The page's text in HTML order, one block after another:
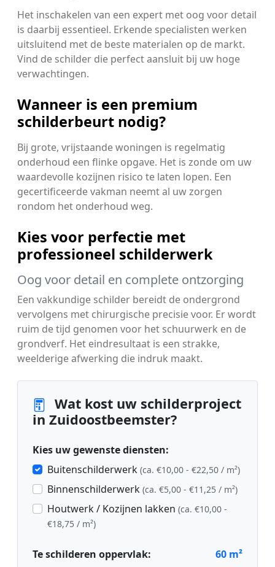
Het inschakelen van een expert met oog voor detail
is daarbij essentieel. Erkende specialisten werken
uitsluitend met de beste materialen op de markt.
Vind de schilder die perfect aansluit bij uw hoge
verwachtingen.
Wanneer is een premium
schilderbeurt nodig?
Bij grote, vrijstaande woningen is regelmatig
onderhoud een flinke opgave. Het is zonde om uw
waardevolle kozijnen risico te laten lopen. Een
gecertificeerde vakman neemt al uw zorgen
rondom het onderhoud weg.
Kies voor perfectie met
professioneel schilderwerk
Oog voor detail en complete ontzorging
Een vakkundige schilder bereidt de ondergrond
vervolgens met chirurgische precisie voor. Er wordt
ruim de tijd genomen voor het schuurwerk en de
grondverf. Het eindresultaat is een strakke,
weelderige afwerking die indruk maakt.
Wat kost uw schilderproject
in Zuidoostbeemster?
Kies uw gewenste diensten:
Buitenschilderwerk (ca. €10,00 - €22,50 / m²)
Binnenschilderwerk (ca. €5,00 - €11,25 / m²)
Houtwerk / Kozijnen lakken (ca. €10,00 -
€18,75 / m²)
Te schilderen oppervlak: 60 m²